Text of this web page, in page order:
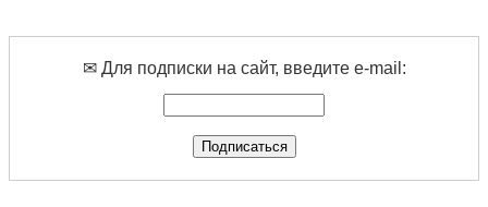
✉ Для подписки на сайт, введите e-mail: